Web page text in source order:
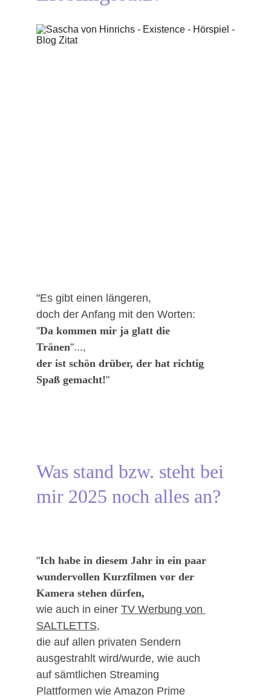
"Es gibt einen längeren,
doch der Anfang mit den Worten:
"Da kommen mir ja glatt die
Tränen"...,
der ist schön drüber, der hat richtig
Spaß gemacht!"
Was stand bzw. steht bei
mir 2025 noch alles an?
"Ich habe in diesem Jahr in ein paar
wundervollen Kurzfilmen vor der
Kamera stehen dürfen,
wie auch in einer TV Werbung von
SALTLETTS,
die auf allen privaten Sendern
ausgestrahlt wird/wurde, wie auch
auf sämtlichen Streaming
Plattformen wie Amazon Prime